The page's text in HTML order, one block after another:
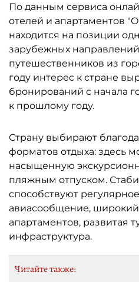
По данным сервиса
отелей и апартаментов
находится на позиции
зарубежных
путешественников из
году интерес к стране
бронирований с начала
к прошлому году.
Страну выбирают
форматов отдыха: здесь
насыщенную
пляжным отпуском.
способствуют
авиасообщение,
апартаментов, развитая
инфраструктура.
Читайте также: